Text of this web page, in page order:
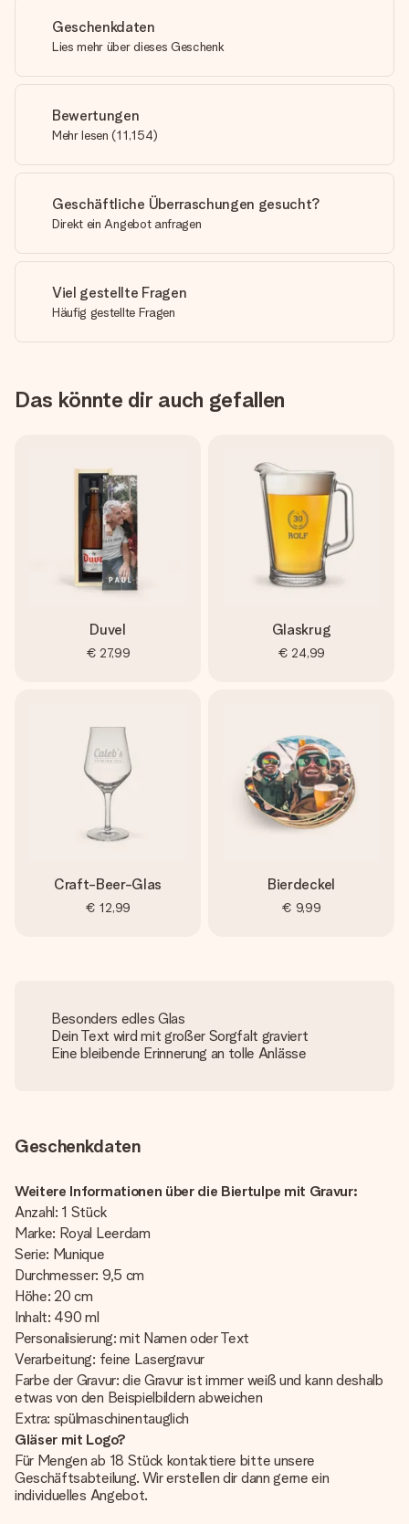
Geschenkdaten
Lies mehr über dieses Geschenk
Bewertungen
Mehr lesen (11,154)
Geschäftliche Überraschungen gesucht?
Direkt ein Angebot anfragen
Viel gestellte Fragen
Häufig gestellte Fragen
Das könnte dir auch gefallen
Duvel
€ 27,99
Glaskrug
€ 24,99
Craft-Beer-Glas
€ 12,99
Bierdeckel
€ 9,99
Besonders edles Glas
Dein Text wird mit großer Sorgfalt graviert
Eine bleibende Erinnerung an tolle Anlässe
Geschenkdaten
Weitere Informationen über die Biertulpe mit Gravur:
Anzahl: 1 Stück
Marke: Royal Leerdam
Serie: Munique
Durchmesser: 9,5 cm
Höhe: 20 cm
Inhalt: 490 ml
Personalisierung: mit Namen oder Text
Verarbeitung: feine Lasergravur
Farbe der Gravur: die Gravur ist immer weiß und kann deshalb
etwas von den Beispielbildern abweichen
Extra: spülmaschinentauglich
Gläser mit Logo?
Für Mengen ab 18 Stück kontaktiere bitte unsere
Geschäftsabteilung. Wir erstellen dir dann gerne ein
individuelles Angebot.